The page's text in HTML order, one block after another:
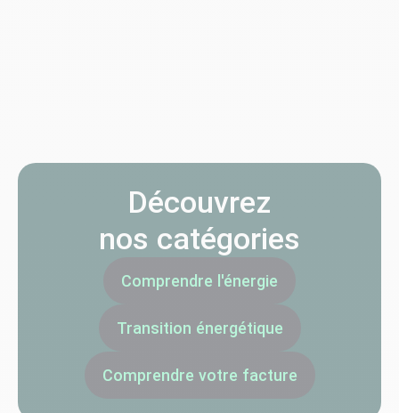
Découvrez
nos catégories
Comprendre l'énergie
Transition énergétique
Comprendre votre facture